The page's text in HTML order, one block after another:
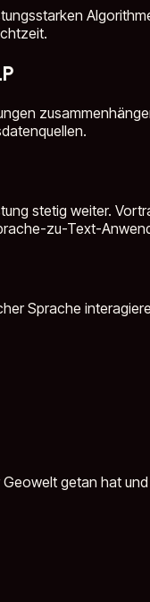
stetig weiter.
zu-Text-
Sprache
getan hat